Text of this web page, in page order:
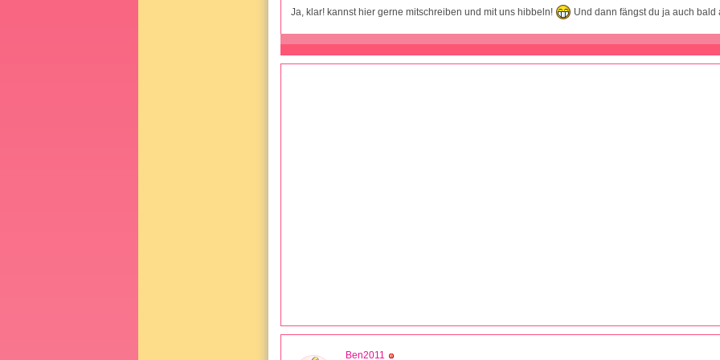
Ja, klar! kannst hier gerne mitschreiben und mit uns hibbeln! Und dann fängst du ja auch bald
Ben2011